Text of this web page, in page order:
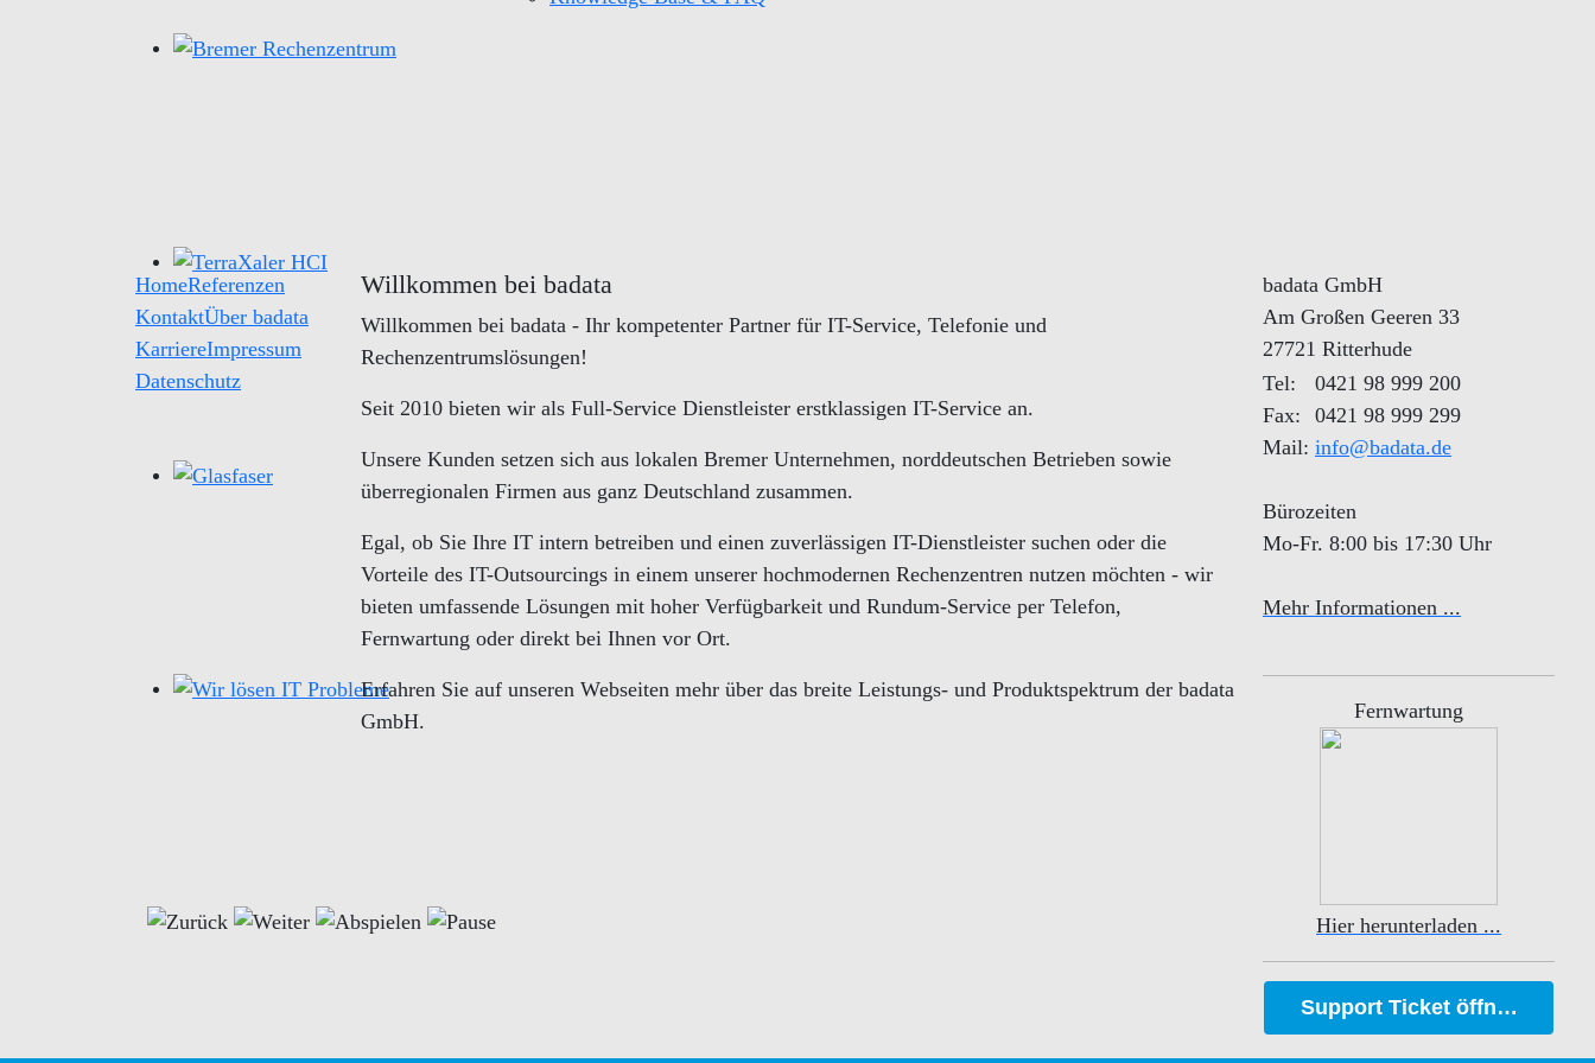
HomeReferenzen
KontaktÜber badata
KarriereImpressum
Datenschutz
Willkommen bei badata
Willkommen bei badata - Ihr kompetenter Partner für IT-Service, Telefonie und
Rechenzentrumslösungen!
Seit 2010 bieten wir als Full-Service Dienstleister erstklassigen IT-Service an.
Unsere Kunden setzen sich aus lokalen Bremer Unternehmen, norddeutschen Betrieben sowie
überregionalen Firmen aus ganz Deutschland zusammen.
Egal, ob Sie Ihre IT intern betreiben und einen zuverlässigen IT-Dienstleister suchen oder die
Vorteile des IT-Outsourcings in einem unserer hochmodernen Rechenzentren nutzen möchten - wir
bieten umfassende Lösungen mit hoher Verfügbarkeit und Rundum-Service per Telefon,
Fernwartung oder direkt bei Ihnen vor Ort.
Erfahren Sie auf unseren Webseiten mehr über das breite Leistungs- und Produktspektrum der badata
GmbH.
badata GmbH
Am Großen Geeren 33
27721 Ritterhude
Tel:
0421 98 999 200
Fax:
0421 98 999 299
Mail: info@badata.de
Bürozeiten
Mo-Fr. 8:00 bis 17:30 Uhr
Mehr Informationen ...
Fernwartung
Hier herunterladen ...
Support Ticket öffnen